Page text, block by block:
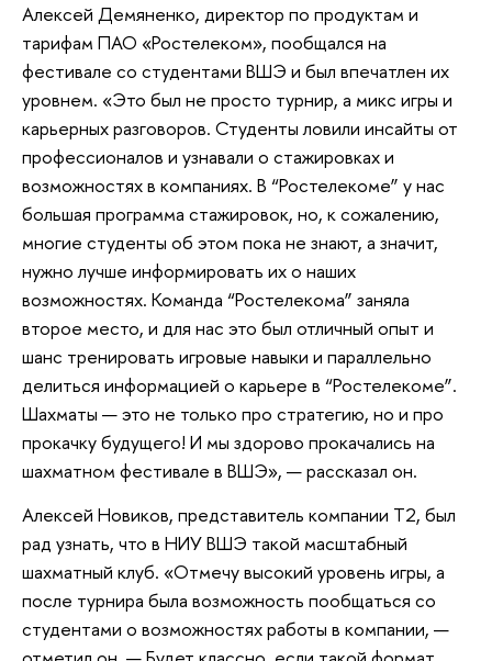
Алексей Демяненко, директор по продуктам и
тарифам ПАО «Ростелеком», пообщался на
фестивале со студентами ВШЭ и был впечатлен их
уровнем. «Это был не просто турнир, а микс игры и
карьерных разговоров. Студенты ловили инсайты от
профессионалов и узнавали о стажировках и
возможностях в компаниях. В “Ростелекоме” у нас
большая программа стажировок, но, к сожалению,
многие студенты об этом пока не знают, а значит,
нужно лучше информировать их о наших
возможностях. Команда “Ростелекома” заняла
второе место, и для нас это был отличный опыт и
шанс тренировать игровые навыки и параллельно
делиться информацией о карьере в “Ростелекоме”.
Шахматы — это не только про стратегию, но и про
прокачку будущего! И мы здорово прокачались на
шахматном фестивале в ВШЭ», — рассказал он.
Алексей Новиков, представитель компании Т2, был
рад узнать, что в НИУ ВШЭ такой масштабный
шахматный клуб. «Отмечу высокий уровень игры, а
после турнира была возможность пообщаться со
студентами о возможностях работы в компании, —